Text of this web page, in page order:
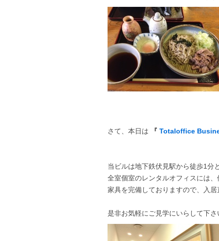
さて、本日は 『 Totaloffice
当ビルは地下鉄伏見駅から徒歩1分
全室個室のレンタルオフィスには
家具を完備しておりますので、入
是非お気軽にご見学にいらして下さ